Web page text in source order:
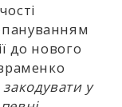
до нового
у